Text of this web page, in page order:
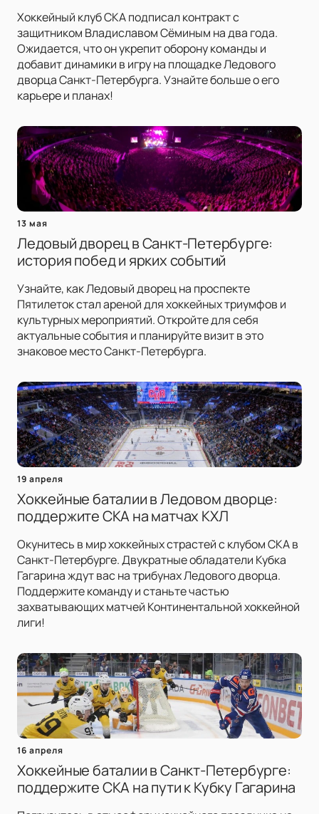
Хоккейный клуб СКА подписал контракт с
защитником Владиславом Сёминым на два года.
Ожидается, что он укрепит оборону команды и
добавит динамики в игру на площадке Ледового
дворца Санкт-Петербурга. Узнайте больше о его
карьере и планах!
13 мая
Ледовый дворец в Санкт-Петербурге:
история побед и ярких событий
Узнайте, как Ледовый дворец на проспекте
Пятилеток стал ареной для хоккейных триумфов и
культурных мероприятий. Откройте для себя
актуальные события и планируйте визит в это
знаковое место Санкт-Петербурга.
19 апреля
Хоккейные баталии в Ледовом дворце:
поддержите СКА на матчах КХЛ
Окунитесь в мир хоккейных страстей с клубом СКА в
Санкт-Петербурге. Двукратные обладатели Кубка
Гагарина ждут вас на трибунах Ледового дворца.
Поддержите команду и станьте частью
захватывающих матчей Континентальной хоккейной
лиги!
16 апреля
Хоккейные баталии в Санкт-Петербурге:
поддержите СКА на пути к Кубку Гагарина